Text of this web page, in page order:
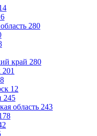
6
280
край 280
201
12
245
область 243